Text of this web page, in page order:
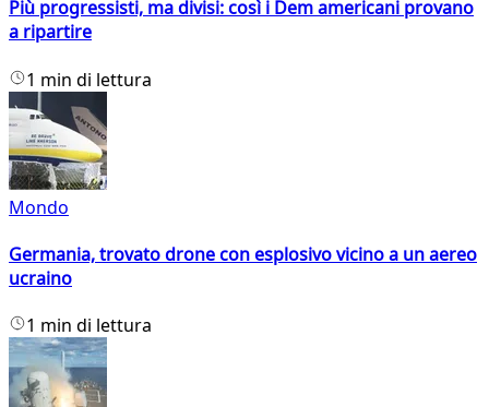
Più progressisti, ma divisi: così i Dem americani provano
a ripartire
1 min di lettura
Mondo
Germania, trovato drone con esplosivo vicino a un aereo
ucraino
1 min di lettura